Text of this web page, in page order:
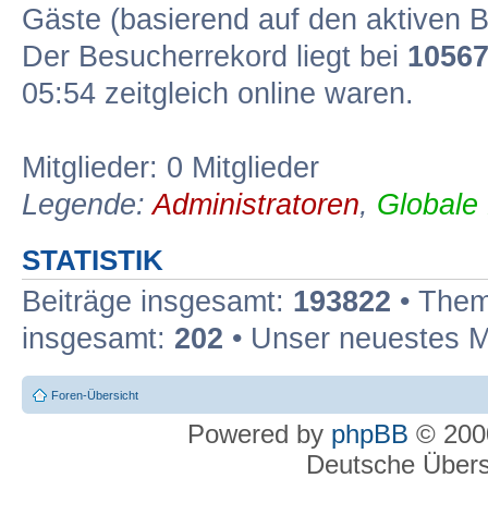
Gäste (basierend auf den aktiven
Der Besucherrekord liegt bei 10567
05:54 zeitgleich online waren.
Mitglieder: 0 Mitglieder
Legende:Administratoren, Globale
STATISTIK
Beiträge insgesamt: 193822 •
insgesamt: 202 • Unser neuestes
Foren-Übersicht
Powered by phpBB ©
Deutsche